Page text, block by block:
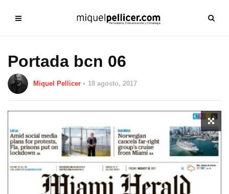
Portada bcn 06
Miquel Pellicer 18 agosto, 2017